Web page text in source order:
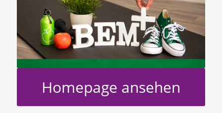
Homepage ansehen